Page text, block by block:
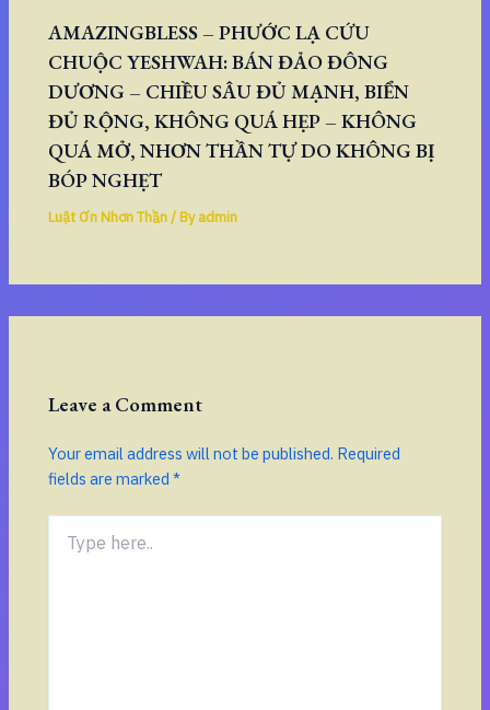
AMAZINGBLESS – PHƯỚC LẠ CỨU
CHUỘC YESHWAH: BÁN ĐẢO ĐÔNG
DƯƠNG – CHIỀU SÂU ĐỦ MẠNH, BIỂN
ĐỦ RỘNG, KHÔNG QUÁ HẸP – KHÔNG
QUÁ MỞ, NHƠN THẦN TỰ DO KHÔNG BỊ
BÓP NGHẸT
Luật Ơn Nhơn Thần/ Byadmin
Leave a Comment
Your email address will not be published. Required
fields are marked*
here..